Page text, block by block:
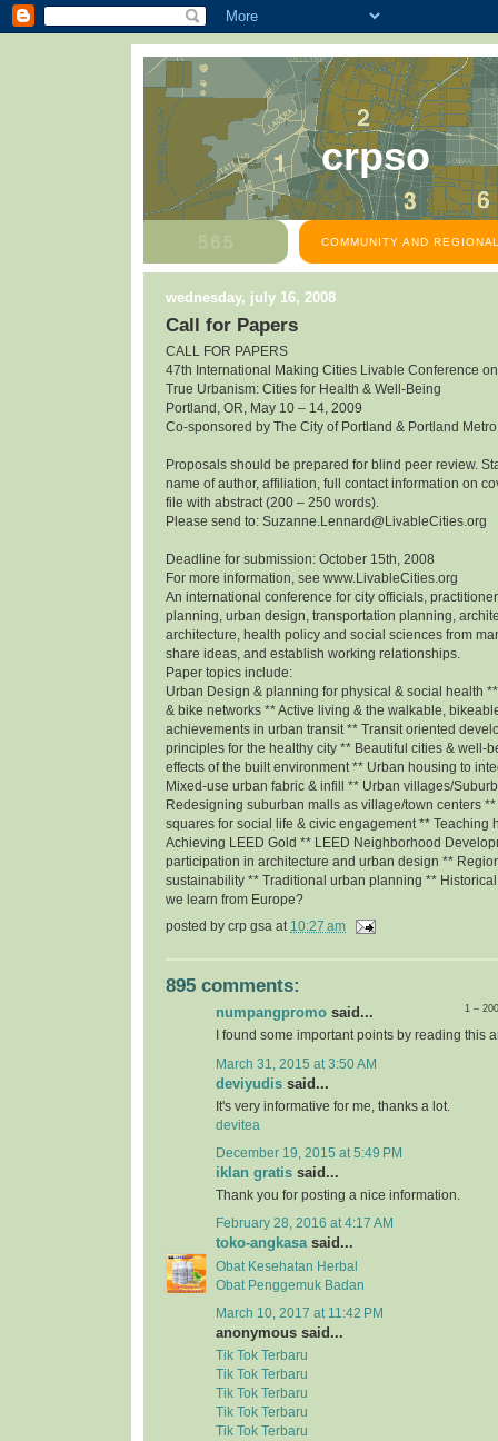
crpso
COMMUNITY AND
wednesday, july 16, 2008
Call for Papers
CALL FOR PAPERS
47th International Making Cities Livable Conference on
True Urbanism: Cities for Health & Well-Being
Portland, OR, May 10 – 14, 2009
Co-sponsored by The City of Portland & Portland
Proposals should be prepared for blind peer review.
name of author, affiliation, full contact information on
file with abstract (200 – 250 words).
Please send to: Suzanne.Lennard@LivableCities.org
Deadline for submission: October 15th, 2008
For more information, see www.LivableCities.org
An international conference for city officials,
planning, urban design, transportation planning,
architecture, health policy and social sciences from
share ideas, and establish working relationships.
Paper topics include:
Urban Design & planning for physical & social health
& bike networks ** Active living & the walkable,
achievements in urban transit ** Transit oriented
principles for the healthy city ** Beautiful cities & well-
effects of the built environment ** Urban housing to
Mixed-use urban fabric & infill ** Urban villages/
Redesigning suburban malls as village/town centers
squares for social life & civic engagement ** Teaching
Achieving LEED Gold ** LEED Neighborhood
participation in architecture and urban design **
sustainability ** Traditional urban planning **
we learn from Europe?
posted by crp gsa at 10:27 am
895 comments:
1 –
numpangpromo said...
I found some important points by reading this
March 31, 2015 at 3:50 AM
deviyudis said...
It's very informative for me, thanks a lot.
devitea
December 19, 2015 at 5:49 PM
iklan gratis said...
Thank you for posting a nice information.
February 28, 2016 at 4:17 AM
toko-angkasasaid...
Obat Kesehatan Herbal
Obat Penggemuk Badan
March 10, 2017 at 11:42 PM
anonymous said...
Tik Tok Terbaru
Tik Tok Terbaru
Tik Tok Terbaru
Tik Tok Terbaru
Tik Tok Terbaru